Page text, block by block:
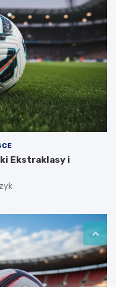
Ekstraklasy i